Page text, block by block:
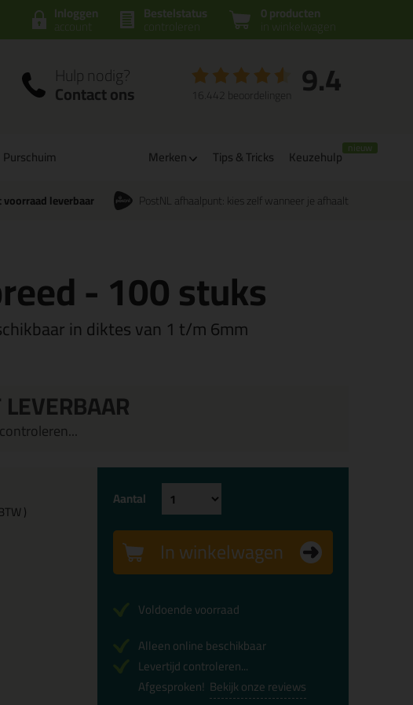
0 producten
in winkelwagen
Bestelstatus
controleren
Inloggen
account
Hulp nodig?
Contact ons 9.4
16.442 beoordelingen
Purschuim Merken Tips & Tricks Keuzehulp
voorraad leverbaar PostNL afhaalpunt: kies zelf wanneer je afhaalt
- 100 stuks
in diktes van 1 t/m 6mm
)
Aantal
In winkelwagen
Voldoende voorraad
Alleen online beschikbaar
Levertijd controleren...
Afgesproken! Bekijk onze reviews